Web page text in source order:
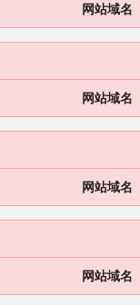
网站域名
网站域名
网站域名
网站域名